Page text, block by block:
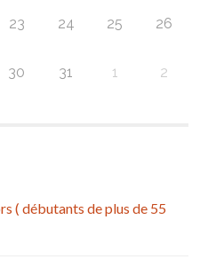
23 24 25 26
30 31 1 2
( débutants de plus de 55